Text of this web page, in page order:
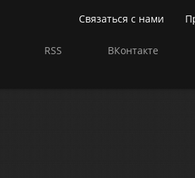
Связаться с нами
RSS ВКонтакте